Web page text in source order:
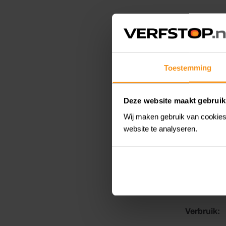
Toestemming
Deze website maakt
Wij maken gebruik van
website te analyseren.
Verbruik: